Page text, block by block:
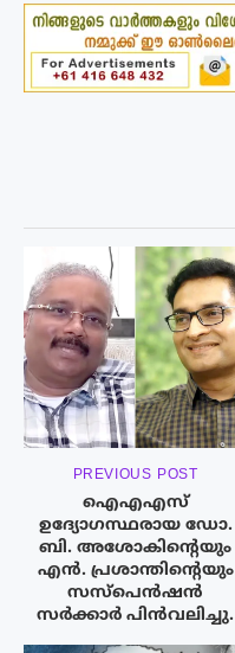
PREVIOUS POST
ഐഎഎസ്
ഉദ്യോഗസ്ഥരായ ഡോ.
ബി. അശോകിന്റെയും
എൻ. പ്രശാന്തിന്റെയും
സസ്പെൻഷൻ
സർക്കാർ പിൻവലിച്ചു.